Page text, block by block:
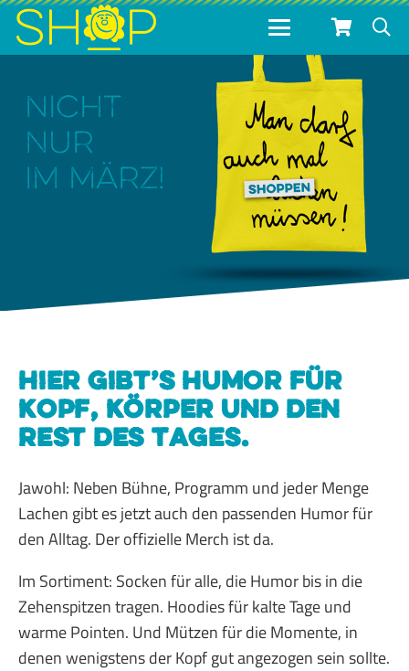
Nicht
nur
im März!
Hier gibt’s Humor für
Kopf, Körper und den
Rest des Tages.
Jawohl: Neben Bühne, Programm und jeder Menge
Lachen gibt es jetzt auch den passenden Humor für
den Alltag. Der offizielle Merch ist da.
Im Sortiment: Socken für alle, die Humor bis in die
Zehenspitzen tragen. Hoodies für kalte Tage und
warme Pointen. Und Mützen für die Momente, in
denen wenigstens der Kopf gut angezogen sein sollte.